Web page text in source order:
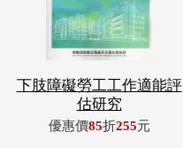
下肢障礙勞工工作適能評
估研究
優惠價85折255元